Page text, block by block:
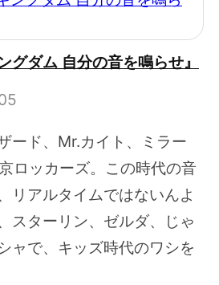
グダム 自分の音を鳴らせ』
ード、Mr.カイト、ミラー
ロッカーズ。この時代の音
リアルタイムではないんよ
スターリン、ゼルダ、じゃ
ャで、キッズ時代のワシを